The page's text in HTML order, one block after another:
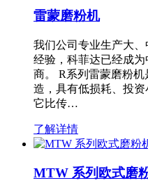
雷蒙磨粉机
我们公司专业生产大
经验，科菲达已经成
商。 R系列雷蒙磨粉
造，具有低损耗、投资
它比传…
了解详情
MTW 系列欧式磨